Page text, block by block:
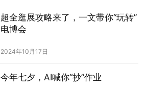
超全逛展攻略来了，一文带你“玩转”
电博会
2024年10月17日
今年七夕，AI喊你“抄”作业